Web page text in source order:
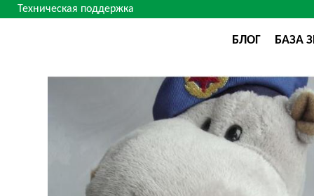
Техническая поддержка
БЛОГ БАЗА